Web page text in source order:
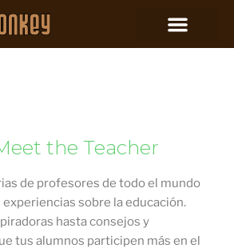
the Teacher
de profesores de todo el mundo
sobre la educación.
hasta consejos y
tus alumnos participen más en el